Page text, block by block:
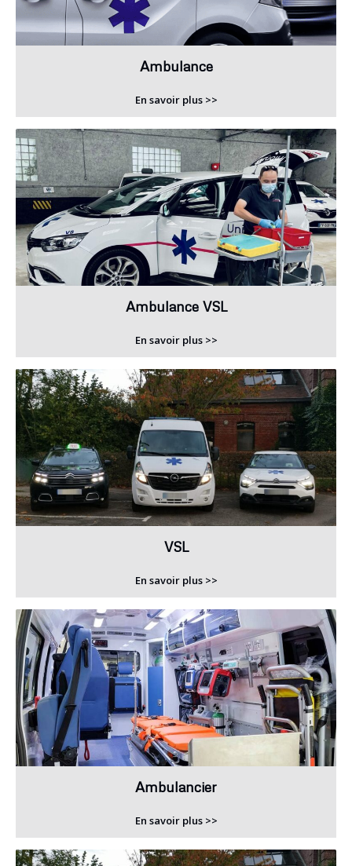
Ambulance
En savoir plus >>
Ambulance VSL
En savoir plus >>
VSL
En savoir plus >>
Ambulancier
En savoir plus >>